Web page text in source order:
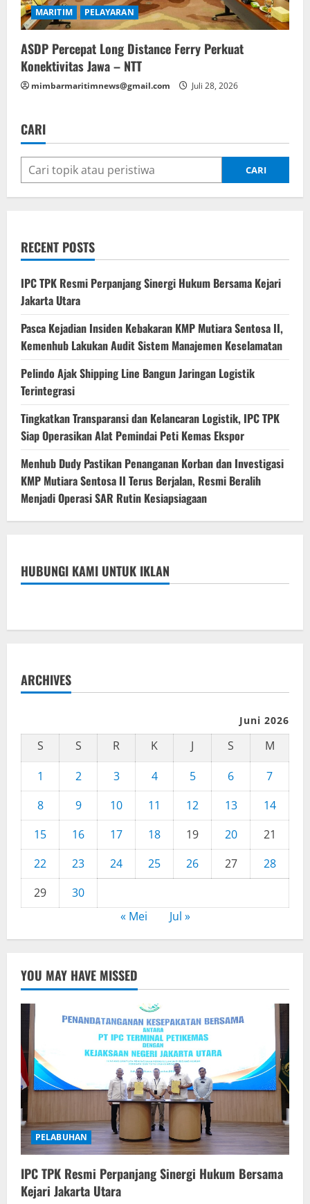
MARITIM PELAYARAN
ASDP Percepat Long Distance Ferry Perkuat
Konektivitas Jawa – NTT
mimbarmaritimnews@gmail.com Juli 28, 2026
CARI
CARI
RECENT POSTS
IPC TPK Resmi Perpanjang Sinergi Hukum Bersama Kejari
Jakarta Utara
Pasca Kejadian Insiden Kebakaran KMP Mutiara Sentosa II,
Kemenhub Lakukan Audit Sistem Manajemen Keselamatan
Pelindo Ajak Shipping Line Bangun Jaringan Logistik
Terintegrasi
Tingkatkan Transparansi dan Kelancaran Logistik, IPC TPK
Siap Operasikan Alat Pemindai Peti Kemas Ekspor
Menhub Dudy Pastikan Penanganan Korban dan Investigasi
KMP Mutiara Sentosa II Terus Berjalan, Resmi Beralih
Menjadi Operasi SAR Rutin Kesiapsiagaan
HUBUNGI KAMI UNTUK IKLAN
ARCHIVES
Juni 2026
S S R K J S
M
1
2 3 4 5 6
7
8
9 10 11 12 13
14
15
16 17 18 19 20
21
22
23 24 25 26 27
28
29
30
« Mei
Jul »
YOU MAY HAVE MISSED
PELABUHAN
IPC TPK Resmi Perpanjang Sinergi Hukum Bersama
Kejari Jakarta Utara